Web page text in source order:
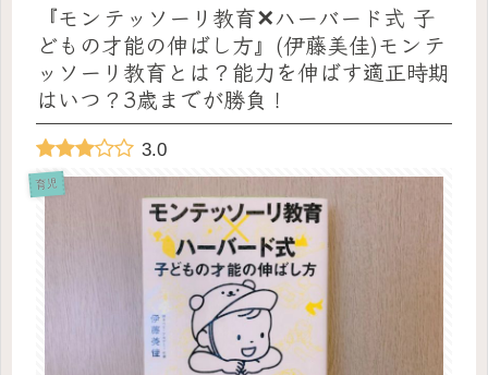
『モンテッソーリ教育✕ハーバード式 子
どもの才能の伸ばし方』(伊藤美佳)モンテ
ッソーリ教育とは？能力を伸ばす適正時期
はいつ？3歳までが勝負！
3.0
育児